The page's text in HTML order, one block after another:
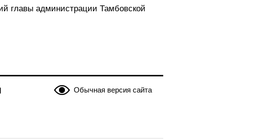
главы администрации Тамбовской
Обычная версия сайта